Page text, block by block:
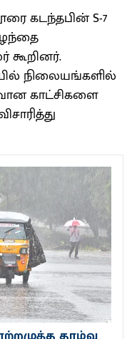
கடந்தபின் S-7
கூறினர்.
நிலையங்களில்
காட்சிகளை